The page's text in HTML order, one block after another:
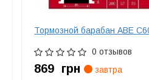
Тормозной барабан ABE
0 отзывов
869 грн
завтра